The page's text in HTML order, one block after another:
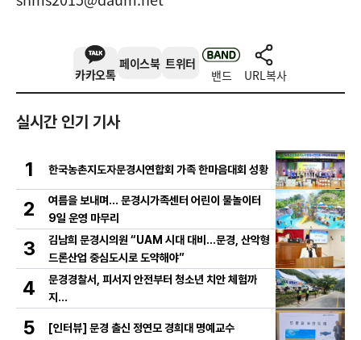
카카오톡
페이스북 트위터
밴드 URL복사
실시간 인기 기사
1 한국농촌지도자문경시연합회 가족 한마음대회 성황
2
여름을 보내며… 문경시가족센터 어린이 물놀이터
9일 운영 마무리
3
김남희 문경시의원 “UAM 시대 대비…문경, 산악형
드론산업 중심도시로 도약해야”
4
문경경찰서, 피서지 안전부터 청소년 치안 체험까
지…
5 [인터뷰] 문경 출신 정연모 경희대 명예교수